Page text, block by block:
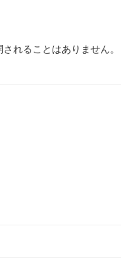
れることはありません。